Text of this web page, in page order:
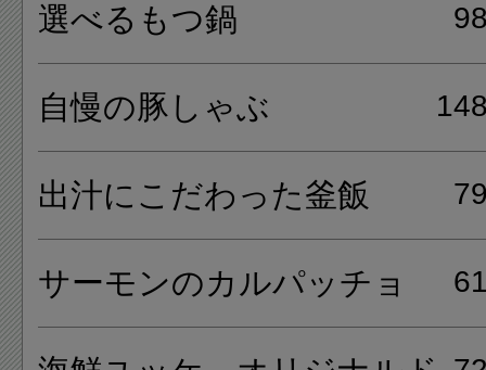
あり、宴会や女子会に最適な
近江屋オススメメニューの「
鍋」は、その名の通り秘伝の
噌、旨辛の韓国チゲ、あっさ
から味を選ぶ事が出来ます。
選べるもつ鍋
自慢の豚しゃぶ
出汁にこだわった釜飯
サーモンのカルパッチョ